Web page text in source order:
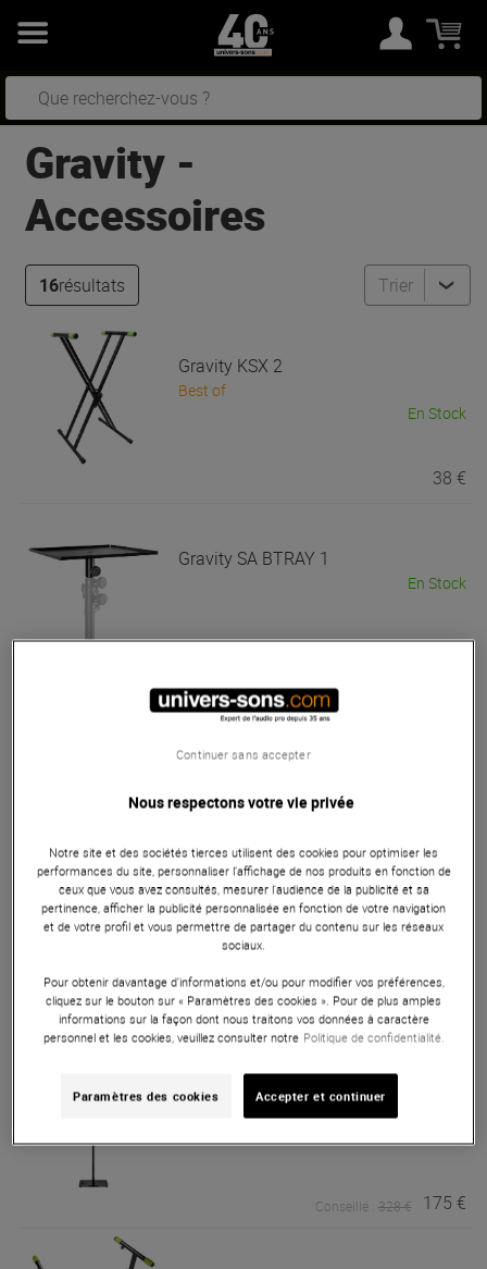
Gravity -
Accessoires
16résultats Trier
Gravity KSX 2
Best of
En Stock
38 €
GravitySA BTRAY 1
En Stock
GravityLTS 01 B SET 1
Bon Plan
GravityBG PD 1
Gravity TLS 431 B
Conseillé : 328 € 175 €
Nous respectons votre vie privée
Notre site et des sociétés tierces utilisent des cookies pour optimiser les
performances du site, personnaliser l’affichage de nos produits en fonction de
ceux que vous avez consultés, mesurer l'audience de la publicité et sa
pertinence, afficher la publicité personnalisée en fonction de votre navigation
et de votre profil et vous permettre de partager du contenu sur les réseaux
sociaux.
Pour obtenir davantage d'informations et/ou pour modifier vos préférences,
cliquez sur le bouton sur « Paramètres des cookies ». Pour de plus amples
informations sur la façon dont nous traitons vos données à caractère
personnel et les cookies, veuillez consulter notre Politique de confidentialité.
Paramètres des cookies Accepter et continuer
Continuer sans accepter